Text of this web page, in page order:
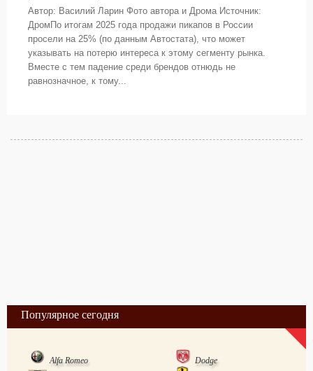
Автор: Василий Ларин Фото автора и Дрома Источник:
ДромПо итогам 2025 года продажи пикапов в России
просели на 25% (по данным Автостата), что может
указывать на потерю интереса к этому сегменту рынка.
Вместе с тем падение среди брендов отнюдь не
равнозначное, к тому...
Популярное сегодня
Alfa Romeo
Dodge